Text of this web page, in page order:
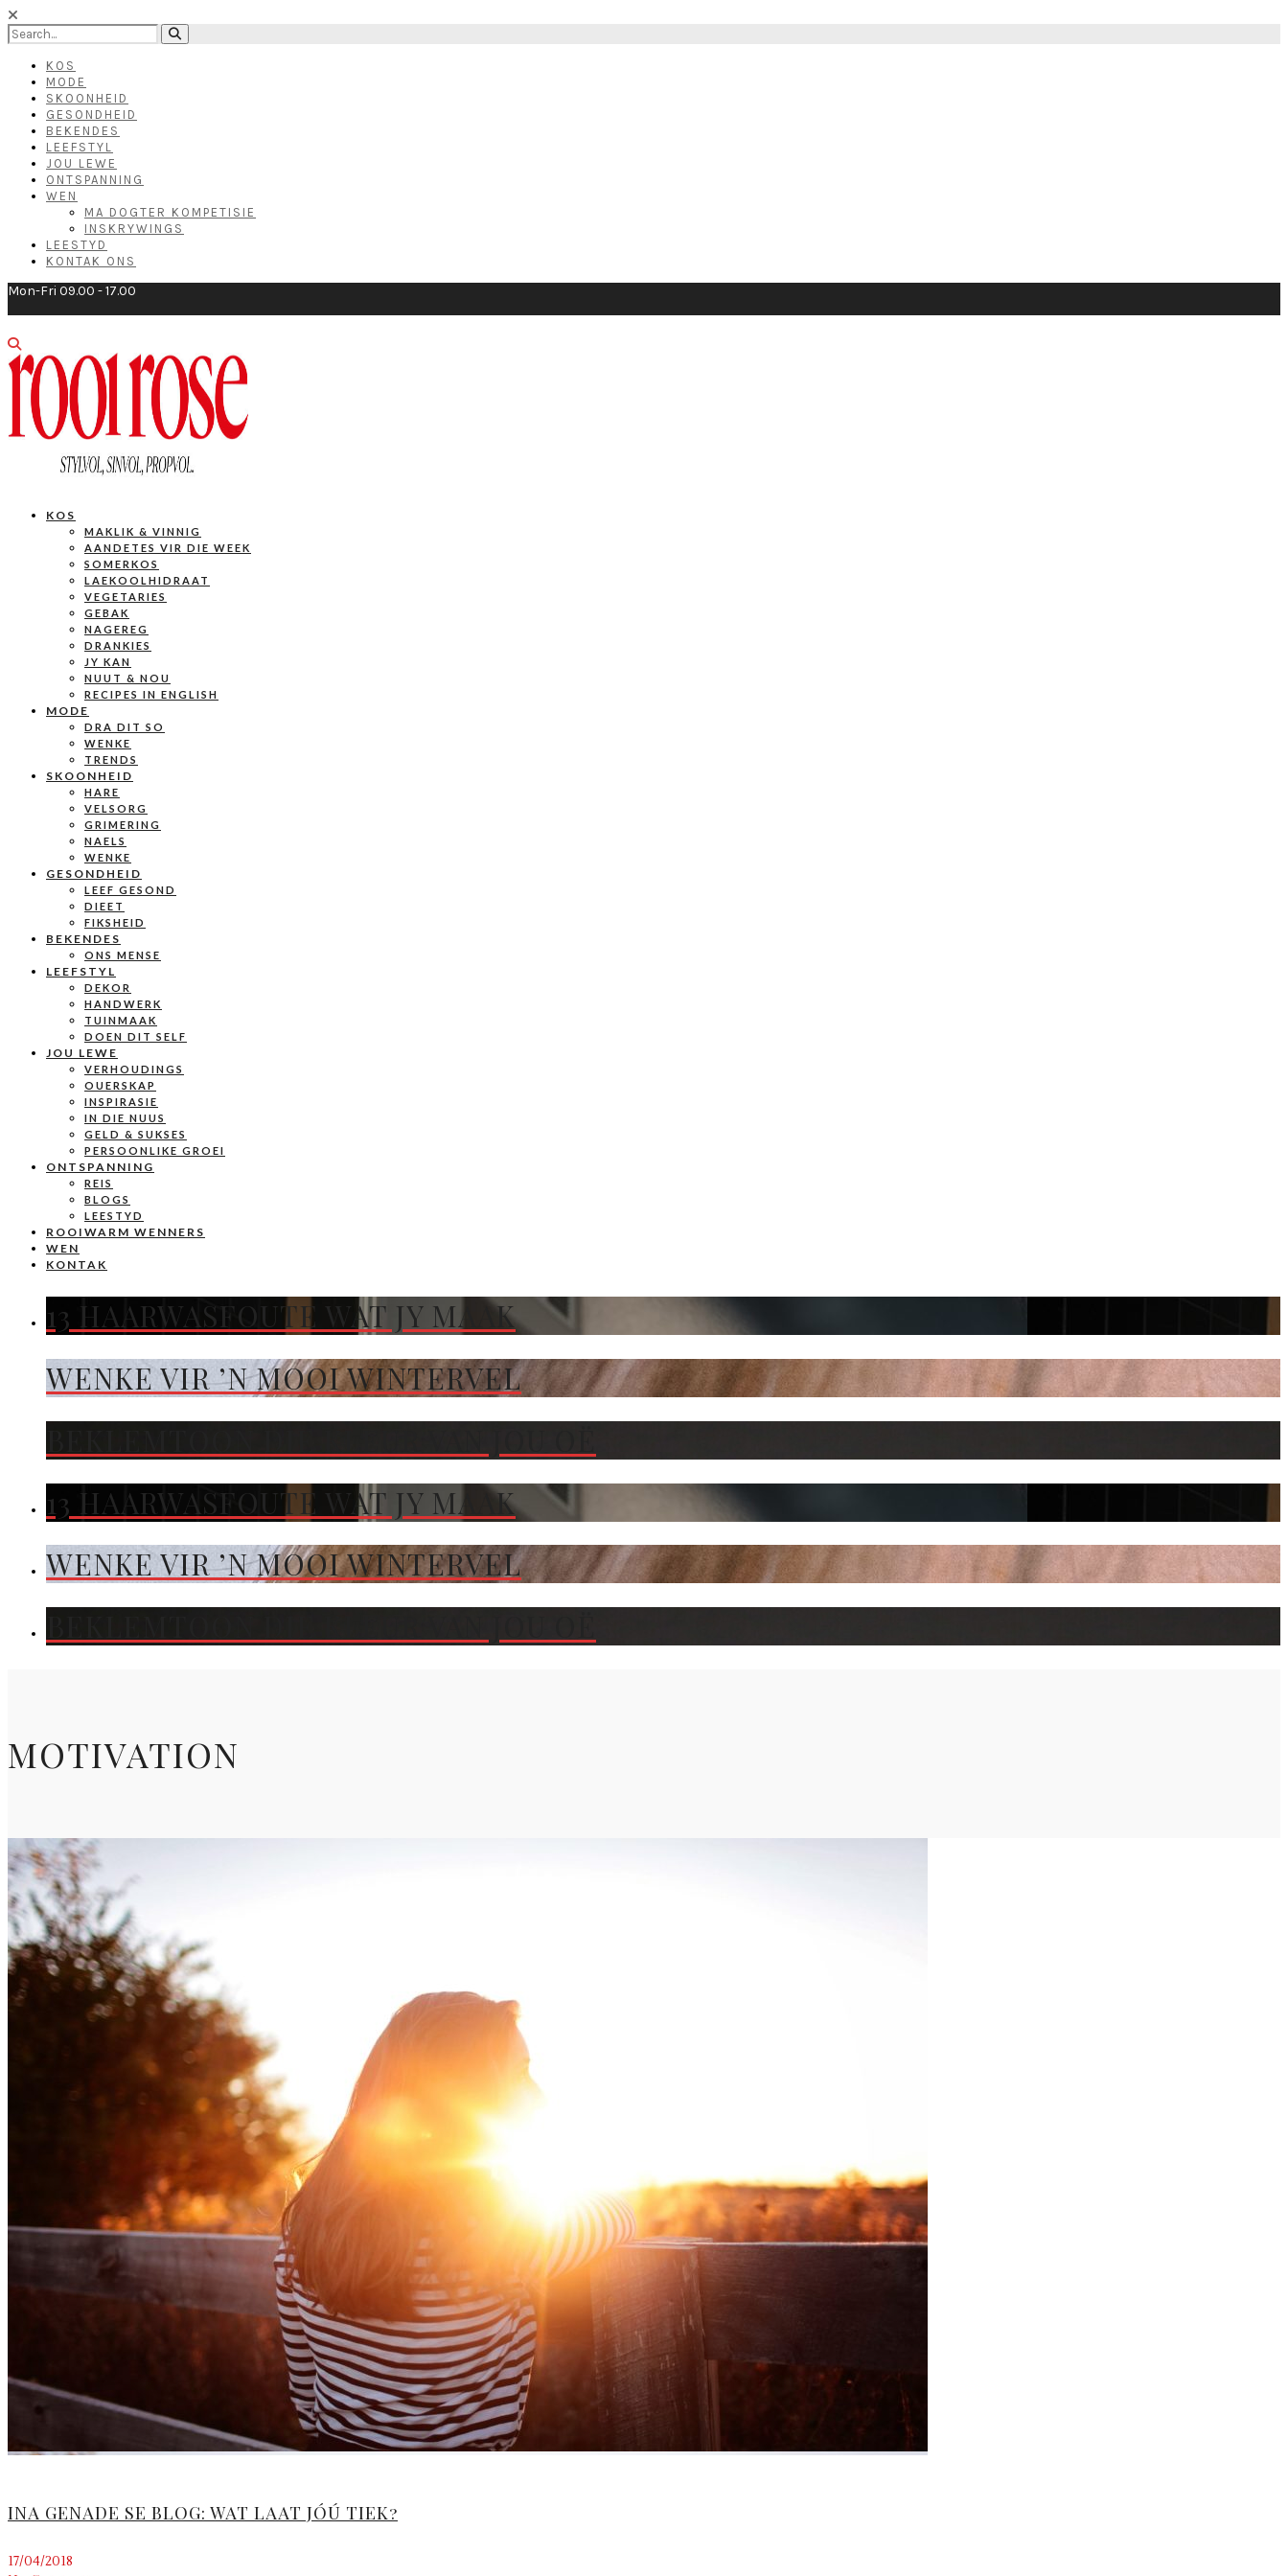
KOS
MODE
SKOONHEID
GESONDHEID
BEKENDES
LEEFSTYL
JOU LEWE
ONTSPANNING
WEN
MA DOGTER KOMPETISIE
INSKRYWINGS
LEESTYD
KONTAK ONS
Mon-Fri 09.00 - 17.00
KOS
MAKLIK & VINNIG
AANDETES VIR DIE WEEK
SOMERKOS
LAEKOOLHIDRAAT
VEGETARIES
GEBAK
NAGEREG
DRANKIES
JY KAN
NUUT & NOU
RECIPES IN ENGLISH
MODE
DRA DIT SO
WENKE
TRENDS
SKOONHEID
HARE
VELSORG
GRIMERING
NAELS
WENKE
GESONDHEID
LEEF GESOND
DIEET
FIKSHEID
BEKENDES
ONS MENSE
LEEFSTYL
DEKOR
HANDWERK
TUINMAAK
DOEN DIT SELF
JOU LEWE
VERHOUDINGS
OUERSKAP
INSPIRASIE
IN DIE NUUS
GELD & SUKSES
PERSOONLIKE GROEI
ONTSPANNING
REIS
BLOGS
LEESTYD
ROOIWARM WENNERS
WEN
KONTAK
13 HAARWASFOUTE WAT JY MAAK
WENKE VIR ’N MOOI WINTERVEL
13 HAARWASFOUTE WAT JY MAAK
WENKE VIR ’N MOOI WINTERVEL
MOTIVATION
INA GENADE SE BLOG: WAT LAAT JÓÚ TIEK?
17/04/2018